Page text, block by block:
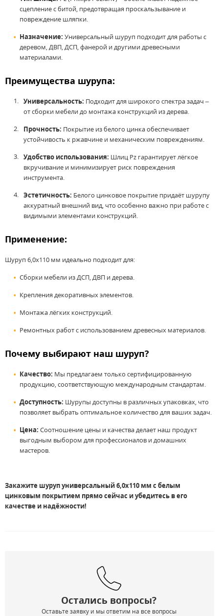
сцепление с битой, предотвращая проскальзывание и
повреждение шляпки.
Назначение: Универсальный шуруп подходит для работы с
деревом, ДВП, ДСП, фанерой и другими древесными
материалами.
Преимущества шурупа:
Универсальность: Подходит для широкого спектра задач –
от сборки мебели до монтажа конструкций из дерева.
Прочность: Покрытие из белого цинка обеспечивает
устойчивость к ржавчине и механическим повреждениям.
Удобство использования: Шлиц Pz гарантирует лёгкое
вкручивание и минимизирует риск повреждения
инструмента.
Эстетичность: Белого цинковое покрытие придаёт шурупу
аккуратный внешний вид, что особенно важно при работе с
видимыми элементами конструкций.
Применение:
Шуруп 6,0x110 мм идеально подходит для:
Сборки мебели из ДСП, ДВП и дерева.
Крепления декоративных элементов.
Монтажа лёгких конструкций.
Ремонтных работ с использованием древесных материалов.
Почему выбирают наш шуруп?
Качество: Мы предлагаем только сертифицированную
продукцию, соответствующую международным стандартам.
Доступность: Шурупы доступны в различных упаковках, что
позволяет выбрать оптимальное количество для ваших задач.
Цена: Соотношение цены и качества делает наш продукт
выгодным выбором для профессионалов и домашних
мастеров.
Закажите шуруп универсальный 6,0x110 мм с белым
цинковым покрытием прямо сейчас и убедитесь в его
качестве и надёжности!
Остались вопросы?
Оставьте заявку и мы ответим на все вопросы